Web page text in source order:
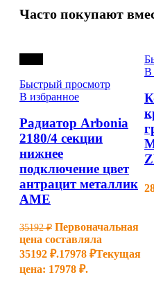
Часто покупают
Быстрый просмотр
В избранное
Радиатор Arbonia
2180/4 секции
нижнее
подключение цвет
антрацит металлик
AME
35192₽ Первоначальная
цена составляла
35192 ₽.17978 ₽Текущая
цена: 17978 ₽.
В